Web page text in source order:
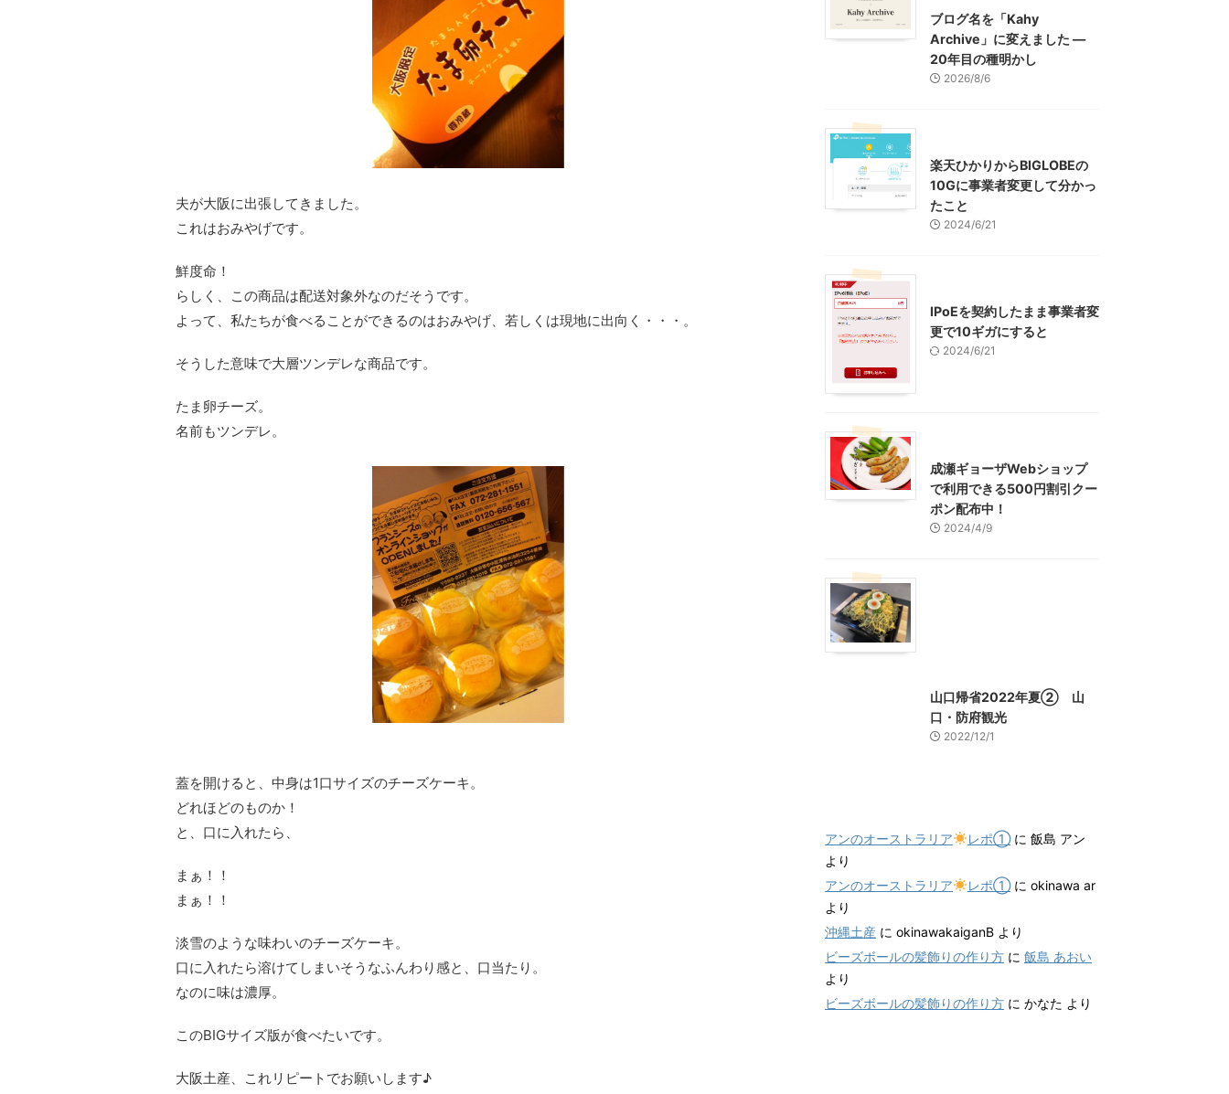
夫が大阪に出張してきました。
これはおみやげです。
鮮度命！
らしく、この商品は配送対象外なのだそうです。
よって、私たちが食べることができるのはおみやげ、若しくは現地に出向く・・・。
そうした意味で大層ツンデレな商品です。
たま卵チーズ。
名前もツンデレ。
蓋を開けると、中身は1口サイズのチーズケーキ。
どれほどのものか！
と、口に入れたら、
まぁ！！
まぁ！！
淡雪のような味わいのチーズケーキ。
口に入れたら溶けてしまいそうなふんわり感と、口当たり。
なのに味は濃厚。
このBIGサイズ版が食べたいです。
大阪土産、これリピートでお願いします♪
ブログ名を「Kahy
Archive」に変えました ―
20年目の種明かし
2026/8/6
楽天ひかりからBIGLOBEの
10Gに事業者変更して分かっ
たこと
2024/6/21
IPoEを契約したまま事業者変
更で10ギガにすると
2024/6/21
成瀬ギョーザWebショップ
で利用できる500円割引クー
ポン配布中！
2024/4/9
山口帰省2022年夏② 山
口・防府観光
2022/12/1
アンのオーストラリア レポ①に 飯島 アン
より
アンのオーストラリア
レポ①に okinawa ar
より
沖縄土産 に okinawakaiganB より
ビーズボールの髪飾りの作り方 に 飯島 あおい
より
ビーズボールの髪飾りの作り方 に かなた より